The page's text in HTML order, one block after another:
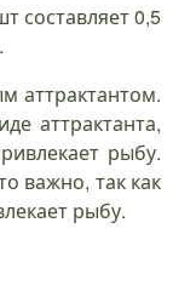
составляет 0,5
аттрактантом.
аттрактанта,
рыбу.
важно, так как
рыбу.